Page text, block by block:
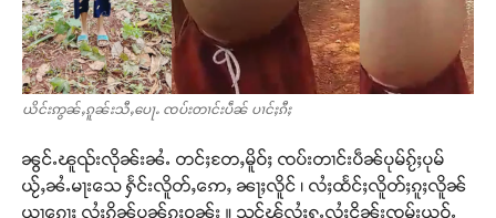
ယိင်းဢွၼ်ႇၵူၼ်းသီႇပေႃႉ ၸပ်းတၢင်းပဵၼ် ပၢင်ႈၵီႈ
ၼွင်ႉၽူၺ်းလိုၼ်းၼႆႉ တင်ႈတႄႇမိူဝ်ႈ ၸပ်းတၢင်းပဵၼ်ပုမ်ၵႂ်ႈပုမ်
ယႂ်ႇၼႆႉမႃးသေ ႁႅင်းလိူတ်ႇဢေႇ ၼႃႈလိူင် ၊ လႆႈထႅင်ႈလိူတ်ႈၵူႈလိူၼ်
ယႃၵေႃႈ လႆႈၵိၼ်ပၼ်ၵူႈဝၼ်း ။ သင်ၽႂ်လႆႈႁူႉလႆႈငိၼ်းၸွမ်းယဝ်ႉ